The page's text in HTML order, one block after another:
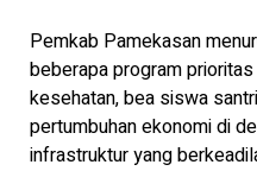
Pemkab Pamekasan
beberapa program
kesehatan, bea siswa
pertumbuhan ekonomi di
infrastruktur yang